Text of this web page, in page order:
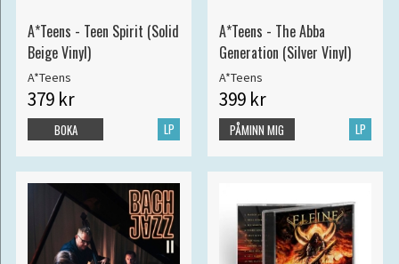
A*Teens - Teen Spirit (Solid
Beige Vinyl)
A*Teens
379 kr
LP
BOKA
A*Teens - The Abba
Generation (Silver Vinyl)
A*Teens
399 kr
LP
PÅMINN MIG